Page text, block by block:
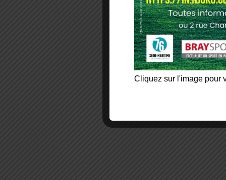
Cliquez sur l'image pour